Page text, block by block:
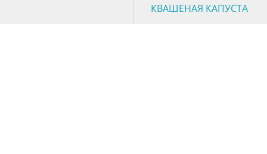
КВАШЕНАЯ КАПУСТА